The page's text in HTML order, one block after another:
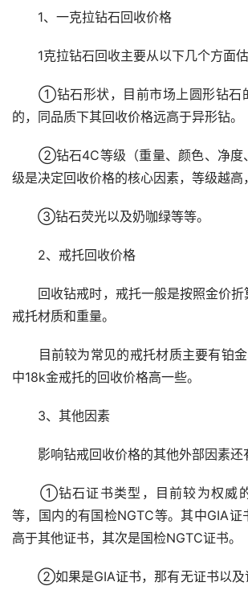
1、一克拉钻石回收价格
1克拉钻石回收主要从以下几个方面估
①钻石形状，目前市场上圆形钻石
的，同品质下其回收价格远高于异形钻。
②钻石4C等级（重量、颜色、净度
级是决定回收价格的核心因素，等级越高
③钻石荧光以及奶咖绿等等。
2、戒托回收价格
回收钻戒时，戒托一般是按照金价折
戒托材质和重量。
目前较为常见的戒托材质主要有铂金
中18k金戒托的回收价格高一些。
3、其他因素
影响钻戒回收价格的其他外部因素还
①钻石证书类型，目前较为权威的
等，国内的有国检NGTC等。其中GIA证
高于其他证书，其次是国检NGTC证书。
②如果是GIA证书，那有无证书以及